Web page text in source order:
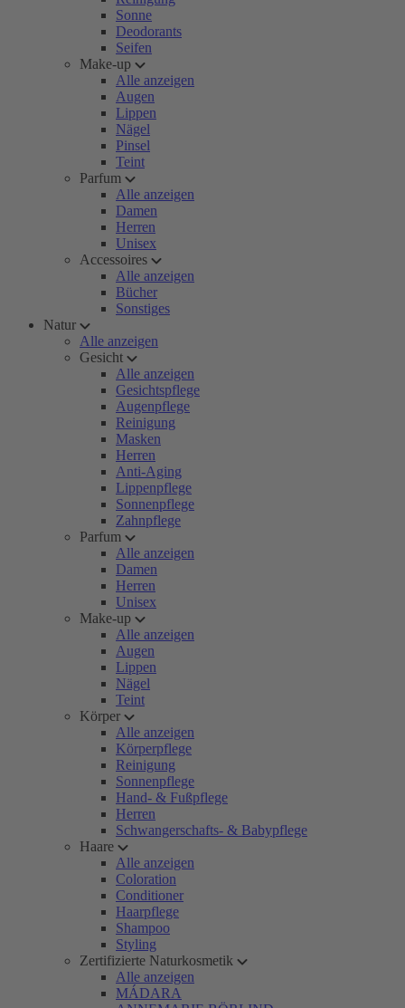
Sonne
Deodorants
Seifen
Make-up
Alle anzeigen
Augen
Lippen
Nägel
Pinsel
Teint
Parfum
Alle anzeigen
Damen
Herren
Unisex
Accessoires
Alle anzeigen
Bücher
Sonstiges
Natur
Alle anzeigen
Gesicht
Alle anzeigen
Gesichtspflege
Augenpflege
Reinigung
Masken
Herren
Anti-Aging
Lippenpflege
Sonnenpflege
Zahnpflege
Parfum
Alle anzeigen
Damen
Herren
Unisex
Make-up
Alle anzeigen
Augen
Lippen
Nägel
Teint
Körper
Alle anzeigen
Körperpflege
Reinigung
Sonnenpflege
Hand- & Fußpflege
Herren
Schwangerschafts- & Babypflege
Haare
Alle anzeigen
Coloration
Conditioner
Haarpflege
Shampoo
Styling
Zertifizierte Naturkosmetik
Alle anzeigen
MÁDARA